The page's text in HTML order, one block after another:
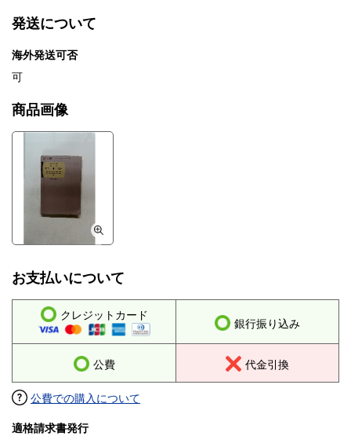
発送について
海外発送可否
可
商品画像
お支払いについて
クレジットカード
銀行振り込み
公費 代金引換
公費での購入について
適格請求書発行